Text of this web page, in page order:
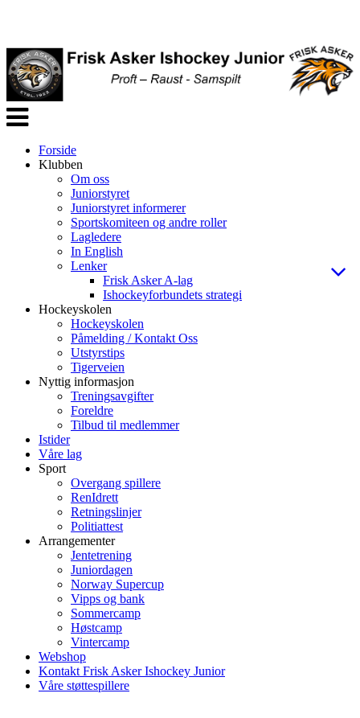
Veksle
navigasjon
Forside
Klubben
Om oss
Juniorstyret
Juniorstyret informerer
Sportskomiteen og andre roller
Lagledere
In English
Lenker
Frisk Asker A-lag
Ishockeyforbundets strategi
Hockeyskolen
Hockeyskolen
Påmelding / Kontakt Oss
Utstyrstips
Tigerveien
Nyttig informasjon
Treningsavgifter
Foreldre
Tilbud til medlemmer
Istider
Våre lag
Sport
Overgang spillere
RenIdrett
Retningslinjer
Politiattest
Arrangementer
Jentetrening
Juniordagen
Norway Supercup
Vipps og bank
Sommercamp
Høstcamp
Vintercamp
Webshop
Kontakt Frisk Asker Ishockey Junior
Våre støttespillere